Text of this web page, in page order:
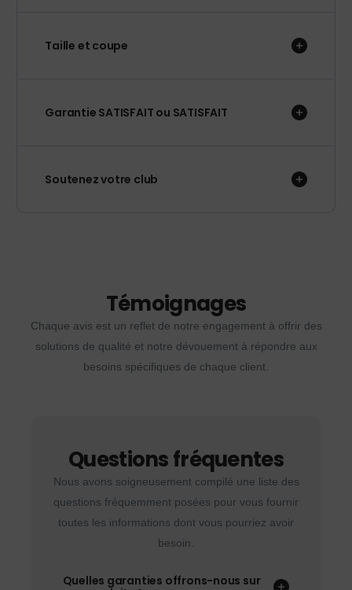
Taille et coupe
Garantie SATISFAIT ou SATISFAIT
Soutenez votre club
Témoignages
Chaque avis est un reflet de notre engagement à offrir des
solutions de qualité et notre dévouement à répondre aux
besoins spécifiques de chaque client.
Questions fréquentes
Nous avons soigneusement compilé une liste des
questions fréquemment posées pour vous fournir
toutes les informations dont vous pourriez avoir
besoin.
Quelles garanties offrons-nous sur